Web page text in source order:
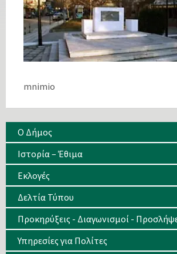
mnimio
Ο Δήμος
Ιστορία – Έθιμα
Eκλογές
Δελτία Τύπου
Προκηρύξεις - Διαγωνισμοί -
Υπηρεσίες για Πολίτες